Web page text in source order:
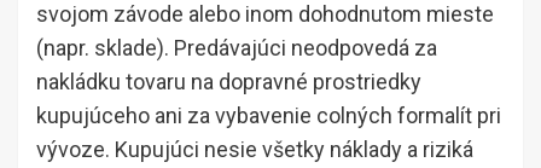
svojom závode alebo inom dohodnutom mieste
(napr. sklade). Predávajúci neodpovedá za
nakládku tovaru na dopravné prostriedky
kupujúceho ani za vybavenie colných formalít pri
vývoze. Kupujúci nesie všetky náklady a riziká